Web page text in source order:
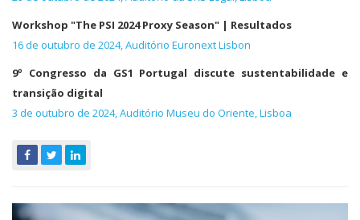
Workshop "The PSI 2024 Proxy Season" | Resultados
16 de outubro de 2024, Auditório Euronext Lisbon
9º Congresso da GS1 Portugal discute sustentabilidade e
transição digital
3 de outubro de 2024, Auditório Museu do Oriente, Lisboa